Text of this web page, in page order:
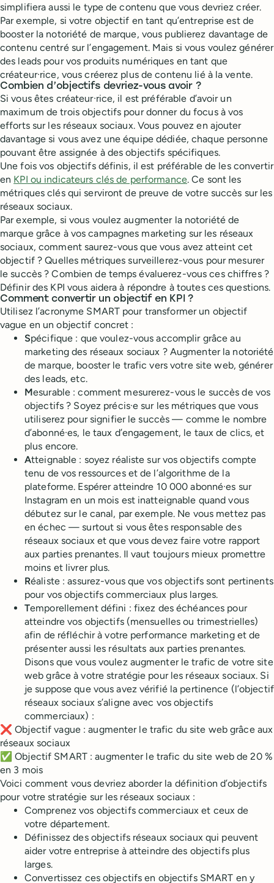
simplifiera aussi le type de contenu que vous devriez créer.
Par exemple, si votre objectif en tant qu’entreprise est de
booster la notoriété de marque, vous publierez davantage de
contenu centré sur l’engagement. Mais si vous voulez générer
des leads pour vos produits numériques en tant que
créateur·rice, vous créerez plus de contenu lié à la vente.
Combien d’objectifs devriez-vous avoir ?
Si vous êtes créateur·rice, il est préférable d’avoir un
maximum de trois objectifs pour donner du focus à vos
efforts sur les réseaux sociaux. Vous pouvez en ajouter
davantage si vous avez une équipe dédiée, chaque personne
pouvant être assignée à des objectifs spécifiques.
Une fois vos objectifs définis, il est préférable de les convertir
en KPI ou indicateurs clés de performance. Ce sont les
métriques clés qui serviront de preuve de votre succès sur les
réseaux sociaux.
Par exemple, si vous voulez augmenter la notoriété de
marque grâce à vos campagnes marketing sur les réseaux
sociaux, comment saurez-vous que vous avez atteint cet
objectif ? Quelles métriques surveillerez-vous pour mesurer
le succès ? Combien de temps évaluerez-vous ces chiffres ?
Définir des KPI vous aidera à répondre à toutes ces questions.
Comment convertir un objectif en KPI ?
Utilisez l’acronyme SMART pour transformer un objectif
vague en un objectif concret :
Spécifique : que voulez-vous accomplir grâce au
marketing des réseaux sociaux ? Augmenter la notoriété
de marque, booster le trafic vers votre site web, générer
des leads, etc.
Mesurable : comment mesurerez-vous le succès de vos
objectifs ? Soyez précis·e sur les métriques que vous
utiliserez pour signifier le succès — comme le nombre
d’abonné·es, le taux d’engagement, le taux de clics, et
plus encore.
Atteignable : soyez réaliste sur vos objectifs compte
tenu de vos ressources et de l’algorithme de la
plateforme. Espérer atteindre 10 000 abonné·es sur
Instagram en un mois est inatteignable quand vous
débutez sur le canal, par exemple. Ne vous mettez pas
en échec — surtout si vous êtes responsable des
réseaux sociaux et que vous devez faire votre rapport
aux parties prenantes. Il vaut toujours mieux promettre
moins et livrer plus.
Réaliste : assurez-vous que vos objectifs sont pertinents
pour vos objectifs commerciaux plus larges.
Temporellement défini : fixez des échéances pour
atteindre vos objectifs (mensuelles ou trimestrielles)
afin de réfléchir à votre performance marketing et de
présenter aussi les résultats aux parties prenantes.
Disons que vous voulez augmenter le trafic de votre site
web grâce à votre stratégie pour les réseaux sociaux. Si
je suppose que vous avez vérifié la pertinence (l’objectif
réseaux sociaux s’aligne avec vos objectifs
commerciaux) :
❌ Objectif vague : augmenter le trafic du site web grâce aux
réseaux sociaux
✅ Objectif SMART : augmenter le trafic du site web de 20 %
en 3 mois
Voici comment vous devriez aborder la définition d’objectifs
pour votre stratégie sur les réseaux sociaux :
Comprenez vos objectifs commerciaux et ceux de
votre département.
Définissez des objectifs réseaux sociaux qui peuvent
aider votre entreprise à atteindre des objectifs plus
larges.
Convertissez ces objectifs en objectifs SMART en y